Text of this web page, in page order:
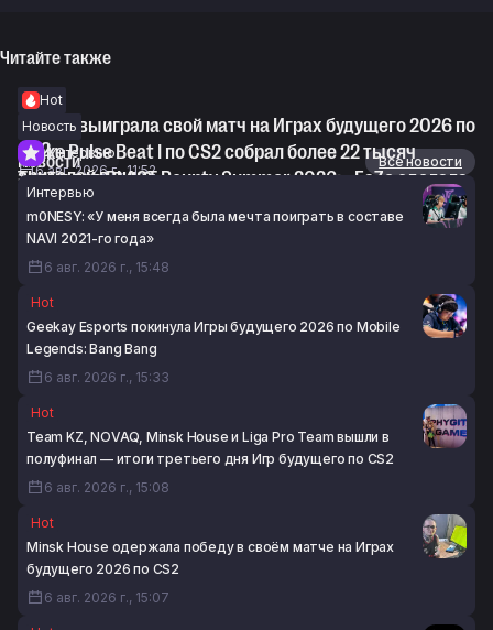
Читайте также
Hot
NOVAQ выиграла свой матч на Играх будущего 2026 по
CS2
6 авг. 2026 г., 11:52
Новость
Stake Pulse Beat I по CS2 собрал более 22 тысяч
зрителей в пике
6 авг. 2026 г., 11:09
Интервью
Thorin про BLAST Bounty Summer 2026: «FaZe сделала
практически всё, что от неё можно было требовать»
6 авг. 2026 г., 10:44
Новости
Все новости
Интервью
m0NESY: «У меня всегда была мечта поиграть в составе
NAVI 2021-го года»
6 авг. 2026 г., 15:48
Hot
Geekay Esports покинула Игры будущего 2026 по Mobile
Legends: Bang Bang
6 авг. 2026 г., 15:33
Hot
Team KZ, NOVAQ, Minsk House и Liga Pro Team вышли в
полуфинал — итоги третьего дня Игр будущего по CS2
6 авг. 2026 г., 15:08
Hot
Minsk House одержала победу в своём матче на Играх
будущего 2026 по CS2
6 авг. 2026 г., 15:07